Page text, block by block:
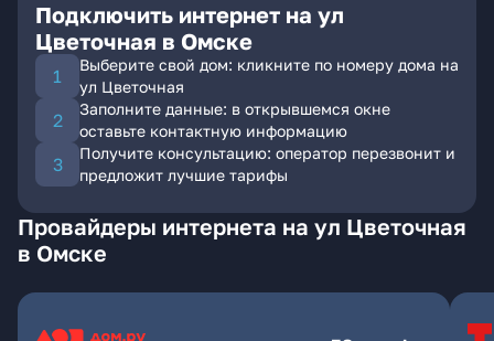
Подключить интернет на ул
Цветочная в Омске
Выберите свой дом: кликните по номеру дома на
ул Цветочная
Заполните данные: в открывшемся окне
оставьте контактную информацию
Получите консультацию: оператор перезвонит и
предложит лучшие тарифы
Провайдеры интернета на ул Цветочная
в Омске